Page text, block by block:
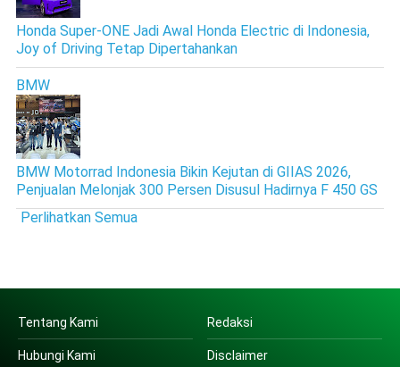
Honda Super-ONE Jadi Awal Honda Electric di Indonesia,
Joy of Driving Tetap Dipertahankan
BMW
BMW Motorrad Indonesia Bikin Kejutan di GIIAS 2026,
Penjualan Melonjak 300 Persen Disusul Hadirnya F 450 GS
Perlihatkan Semua
Tentang Kami Redaksi
Hubungi Kami Disclaimer